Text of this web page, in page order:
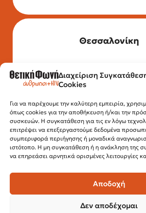
Διαχείριση
Cookies
Για να παρέχουμε την καλύτερη εμπειρία,
όπως cookies για την αποθήκευση ή/και την
συσκευών. Η συγκατάθεση για τις εν λόγω
επιτρέψει να επεξεργαστούμε δεδομένα
συμπεριφορά περιήγησης ή μοναδικά
ιστότοπο. Η μη συγκατάθεση ή η ανάκληση της
να επηρεάσει αρνητικά ορισμένες λειτουργίες
Αποδοχή
Δεν αποδέχομαι
Θεσσαλονίκη
Τηλέφωνο: 2315 525
Fax: 210 32 15 644
Εγνατίας 112, 3ος όροφος,
Θεσσαλονίκη
Ώρες λειτουργίας:
Δευτέρα – Παρασκευή,